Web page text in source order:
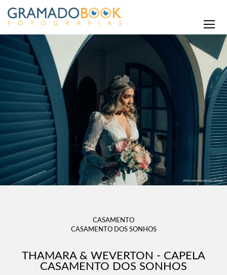
CASAMENTO
CASAMENTO DOS SONHOS
THAMARA & WEVERTON - CAPELA
CASAMENTO DOS SONHOS